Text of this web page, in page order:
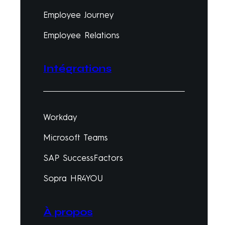
Employee Journey
Employee Relations
Intégrations
Workday
Microsoft Teams
SAP SuccessFactors
Sopra HR4YOU
À propos